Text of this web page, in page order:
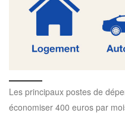
Les principaux postes de
économiser 400 euros par